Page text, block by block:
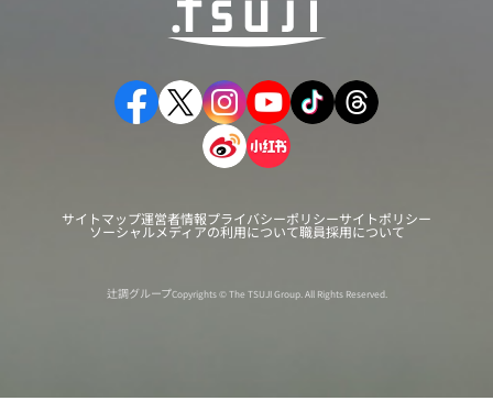
サイトマップ運営者情報プライバシーポリシーサイトポリシー
ソーシャルメディアの利用について職員採用について
辻調グループCopyrights © The TSUJI Group. All Rights Reserved.